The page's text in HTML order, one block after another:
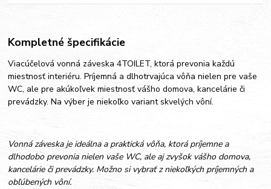
Kompletné špecifikácie
Viacúčelová vonná záveska 4TOILET, ktorá prevonia každú
miestnosť interiéru. Príjemná a dlhotrvajúca vôňa nielen pre vaše
WC, ale pre akúkoľvek miestnosť vášho domova, kancelárie či
prevádzky. Na výber je niekoľko variant skvelých vôní.
Vonná záveska je ideálna a praktická vôňa, ktorá príjemne a
dlhodobo prevonia nielen vaše WC, ale aj zvyšok vášho domova,
kancelárie či prevádzky. Možno si vybrať z niekoľkých príjemných a
obľúbených vôní.